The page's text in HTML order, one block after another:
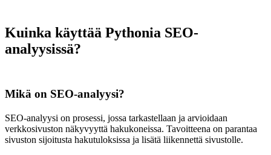
Kuinka käyttää Pythonia SEO-
analyysissä?
Mikä on SEO-analyysi?
SEO-analyysi on prosessi, jossa tarkastellaan ja arvioidaan
verkkosivuston näkyvyyttä hakukoneissa. Tavoitteena on parantaa
sivuston sijoitusta hakutuloksissa ja lisätä liikennettä sivustolle.